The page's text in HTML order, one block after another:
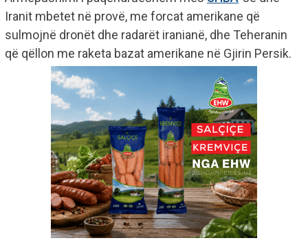
Iranit mbetet në provë, me forcat amerikane që
sulmojnë dronët dhe radarët iranianë, dhe Teheranin
që qëllon me raketa bazat amerikane në Gjirin Persik.